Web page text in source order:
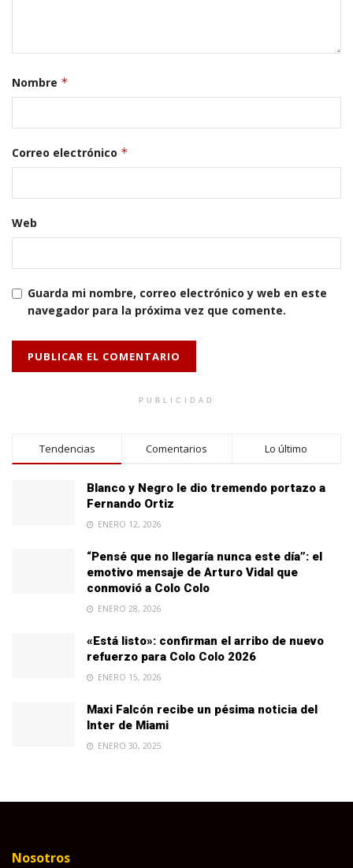
Nombre *
Correo electrónico *
Web
Guarda mi nombre, correo electrónico y web en este
navegador para la próxima vez que comente.
PUBLICIDAD
Tendencias Comentarios Lo último
Blanco y Negro le dio tremendo portazo a
Fernando Ortiz
ENERO 12, 2026
“Pensé que no llegaría nunca este día”: el
emotivo mensaje de Arturo Vidal que
conmovió a Colo Colo
ENERO 28, 2026
«Está listo»: confirman el arribo de nuevo
refuerzo para Colo Colo 2026
ENERO 15, 2026
Maxi Falcón recibe un pésima noticia del
Inter de Miami
ENERO 30, 2025
Nosotros